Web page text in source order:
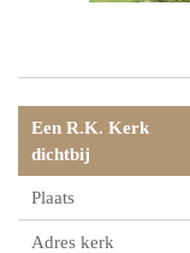
Een R.K. Kerk
dichtbij
Plaats
Adres kerk